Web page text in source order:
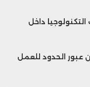
داخل
يرون عبور الحدود للعمل